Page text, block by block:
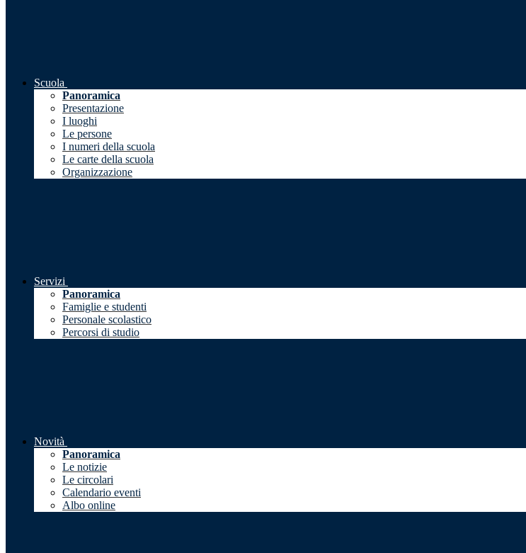
Scuola
Panoramica
Presentazione
I luoghi
Le persone
I numeri della scuola
Le carte della scuola
Organizzazione
Servizi
Panoramica
Famiglie e studenti
Personale scolastico
Percorsi di studio
Novità
Panoramica
Le notizie
Le circolari
Calendario eventi
Albo online